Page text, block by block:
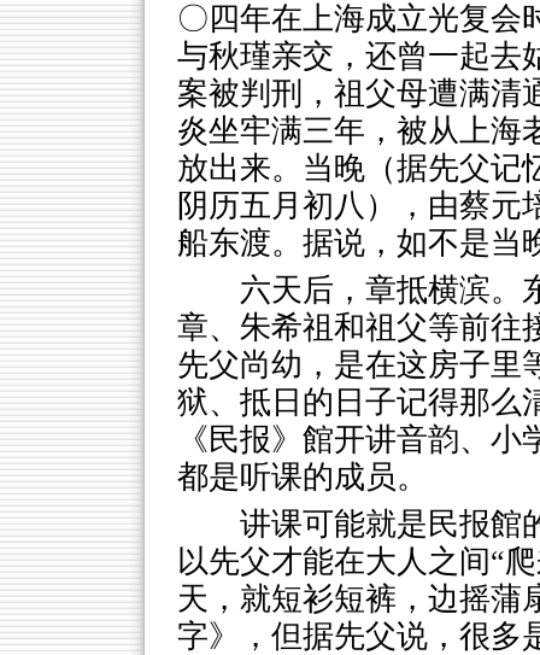
〇四年在上海成立光复会
与秋瑾亲交，还曾一起去
案被判刑，祖父母遭满清
炎坐牢满三年，被从上海
放出来。当晚（据先父记
阴历五月初八），由蔡元
船东渡。据说，如不是当
六天后，章抵横滨。
章、朱希祖和祖父等前往
先父尚幼，是在这房子里
狱、抵日的日子记得那么
《民报》館开讲音韵、
都是听课的成员。
讲课可能就是民报館
以先父才能在大人之间“
天，就短衫短裤，边摇蒲
字》，但据先父说，很多